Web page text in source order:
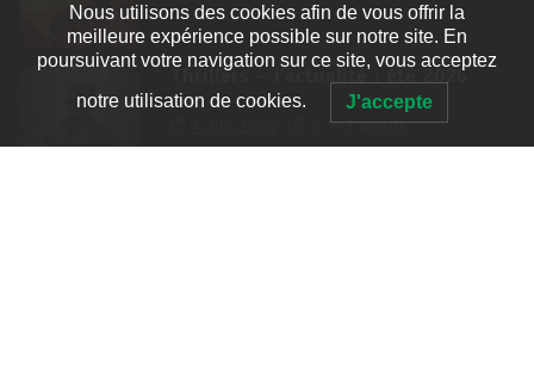
Thrillers – l’actualité : été 2026
2 995 words
Nous utilisons des cookies afin de vous offrir la
meilleure expérience possible sur notre site. En
poursuivant votre navigation sur ce site, vous acceptez
notre utilisation de cookies. J'accepte